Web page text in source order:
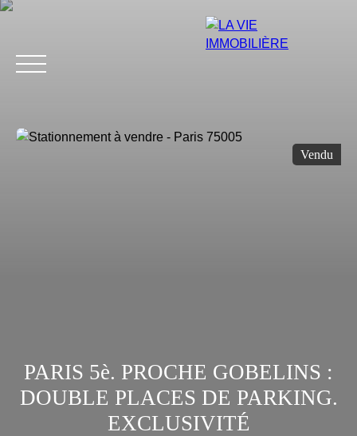
Vendu
PARIS 5è. PROCHE GOBELINS :
DOUBLE PLACES DE PARKING.
EXCLUSIVITÉ